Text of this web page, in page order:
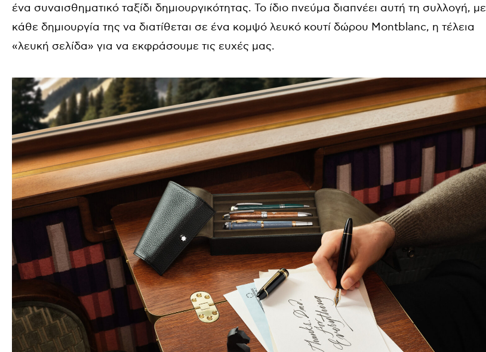
ένα συναισθηματικό ταξίδι δημιουργικότητας. Το ίδιο πνεύμα διαπνέει αυτή τη συλλογή, με
κάθε δημιουργία της να διατίθεται σε ένα κομψό λευκό κουτί δώρου Montblanc, η τέλεια
«λευκή σελίδα» για να εκφράσουμε τις ευχές μας.